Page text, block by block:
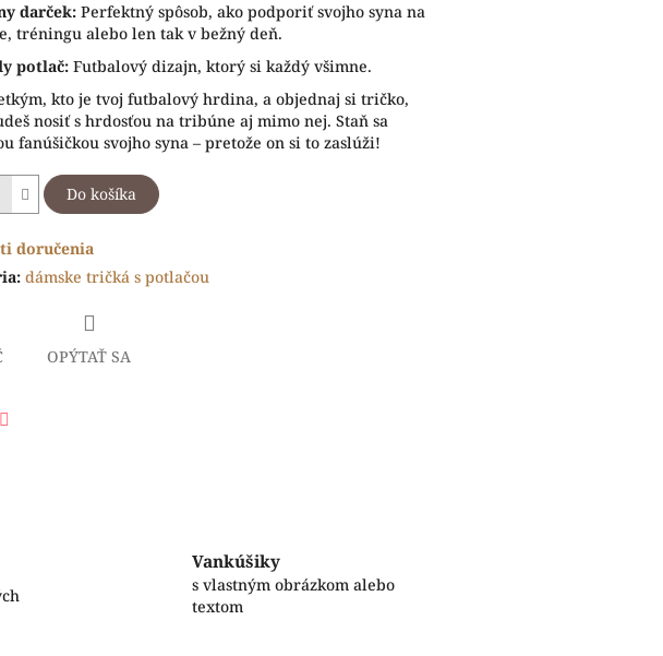
darček: Perfektný spôsob, ako podporiť svojho syna na
tréningu alebo len tak v bežný deň.
potlač: Futbalový dizajn, ktorý si každý všimne.
kto je tvoj futbalový hrdina, a objednaj si tričko,
nosiť s hrdosťou na tribúne aj mimo nej. Staň sa
fanúšičkou svojho syna – pretože on si to zaslúži!
Do košíka
doručenia
: dámske tričká s potlačou
OPÝTAŤ SA
Vankúšiky
s vlastným obrázkom alebo
textom